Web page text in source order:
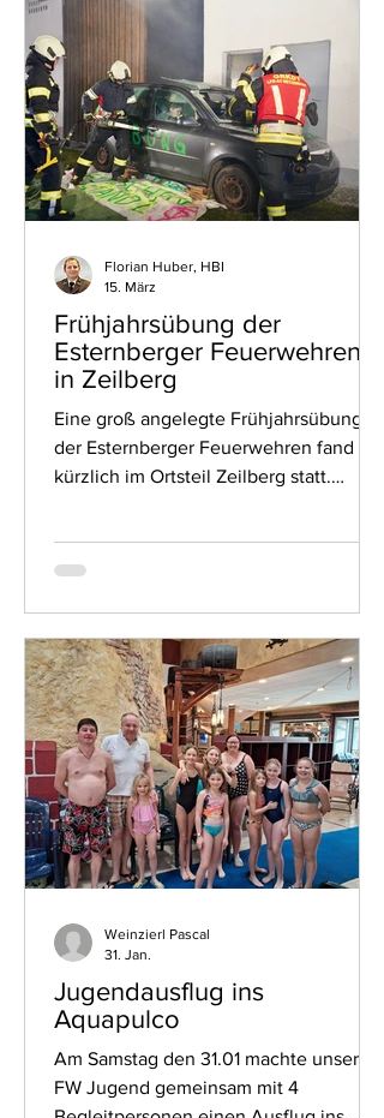
Knotenkunde und viele weitere
Themen abgeprüft. In der Stufe Bronze
trat Annika Steinmann an, die diese mit
Bravour me
Frühjahrsübung der
Esternberger Feuerwehren
in Zeilberg
Eine groß angelegte Frühjahrsübung
der Esternberger Feuerwehren fand
kürzlich im Ortsteil Zeilberg statt.
Fahrzeugen und insgesamt fünf
kollidierte ein mit fünf Insassen
besetzter PKW mit einem aus
Ringelholz kommenden Fahrzeug.
Durch die Wucht des Zusammenstoßes
wurde eines der Fahrzeuge in den
Stadl des angrenzenden Anwesens der
Familie Stockinger geschleudert. Das
zweite F
Florian Huber, HBI
15. März
Jugendausflug ins
Aquapulco
Am Samstag den 31.01 machte unsere
FW Jugend gemeinsam mit 4
Weinzierl Pascal
31. Jan.